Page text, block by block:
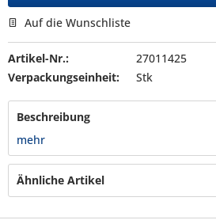
Auf die Wunschliste
Artikel-Nr.:
27011425
Verpackungseinheit:
Stk
Beschreibung
mehr
Ähnliche Artikel